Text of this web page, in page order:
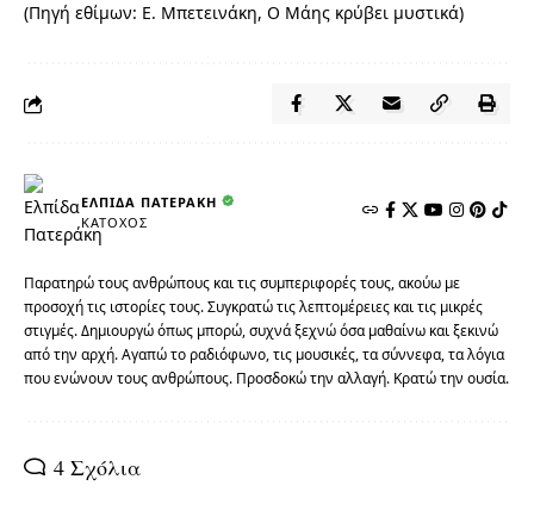
(Πηγή εθίμων: Ε. Μπετεινάκη, Ο Μάης κρύβει μυστικά)
ΕΛΠΊΔΑ ΠΑΤΕΡΆΚΗ
ΚΆΤΟΧΟΣ
Παρατηρώ τους ανθρώπους και τις συμπεριφορές τους, ακούω με
προσοχή τις ιστορίες τους. Συγκρατώ τις λεπτομέρειες και τις μικρές
στιγμές. Δημιουργώ όπως μπορώ, συχνά ξεχνώ όσα μαθαίνω και ξεκινώ
από την αρχή. Αγαπώ το ραδιόφωνο, τις μουσικές, τα σύννεφα, τα λόγια
που ενώνουν τους ανθρώπους. Προσδοκώ την αλλαγή. Κρατώ την ουσία.
4 Σχόλια